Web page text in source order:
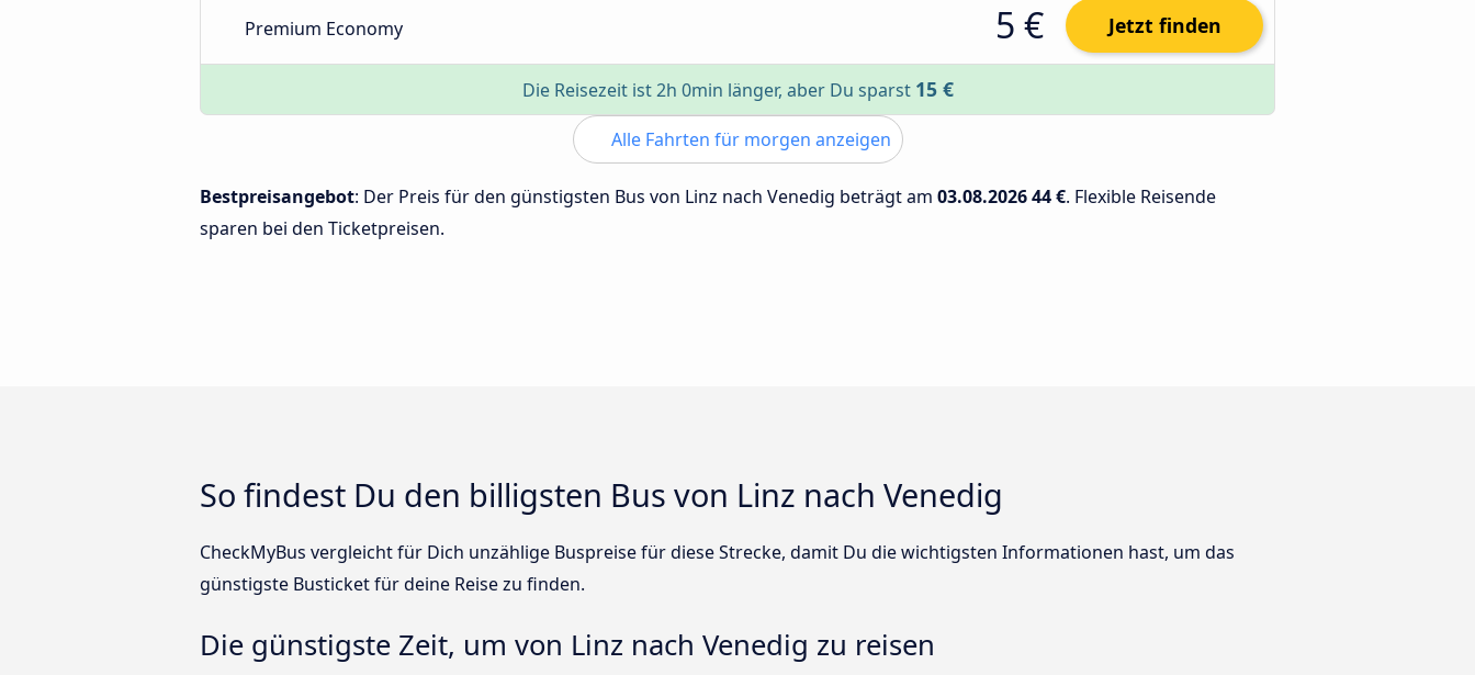
Premium Economy 5 € Jetzt finden
Die Reisezeit ist 2h 0min länger, aber Du sparst 15 €
Alle Fahrten für morgen anzeigen
Bestpreisangebot: Der Preis für den günstigsten Bus von Linz nach Venedig beträgt am 03.08.202644 €. Flexible Reisende
sparen bei den Ticketpreisen.
So findest Du den billigsten Bus von Linz nach Venedig
CheckMyBus vergleicht für Dich unzählige Buspreise für diese Strecke, damit Du die wichtigsten Informationen hast, um das
günstigste Busticket für deine Reise zu finden.
Die günstigste Zeit, um von Linz nach Venedig zu reisen